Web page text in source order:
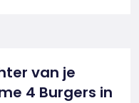
van je
4 Burgers in